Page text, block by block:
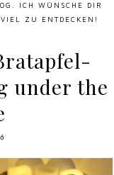
ICH WÜNSCHE DIR
ZU ENTDECKEN!
under the